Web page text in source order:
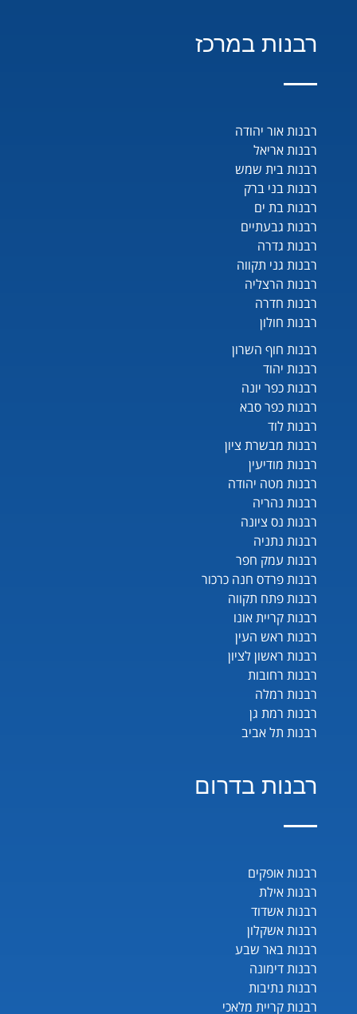
רבנות במרכז
רבנות אור יהודה
רבנות אריאל
רבנות בית שמש
רבנות בני ברק
רבנות בת ים
רבנות גבעתיים
רבנות גדרה
רבנות גני תקווה
רבנות הרצליה
רבנות חדרה
רבנות חולון
רבנות חוף השרון
רבנות יהוד
רבנות כפר יונה
רבנות כפר סבא
רבנות לוד
רבנות מבשרת ציון
רבנות מודיעין
רבנות מטה יהודה
רבנות נהריה
רבנות נס ציונה
רבנות נתניה
רבנות עמק חפר
רבנות פרדס חנה כרכור
רבנות פתח תקווה
רבנות קריית אונו
רבנות ראש העין
רבנות ראשון לציון
רבנות רחובות
רבנות רמלה
רבנות רמת גן
רבנות תל אביב
רבנות בדרום
רבנות אופקים
רבנות אילת
רבנות אשדוד
רבנות אשקלון
רבנות באר שבע
רבנות דימונה
רבנות נתיבות
רבנות קריית מלאכי